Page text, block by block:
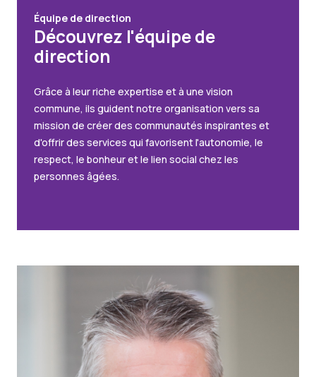
Équipe de direction
Découvrez l'équipe de
direction
Grâce à leur riche expertise et à une vision
commune, ils guident notre organisation vers sa
mission de créer des communautés inspirantes et
d'offrir des services qui favorisent l'autonomie, le
respect, le bonheur et le lien social chez les
personnes âgées.